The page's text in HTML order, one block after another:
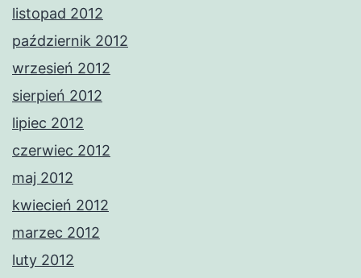
listopad 2012
październik 2012
wrzesień 2012
sierpień 2012
lipiec 2012
czerwiec 2012
maj 2012
kwiecień 2012
marzec 2012
luty 2012